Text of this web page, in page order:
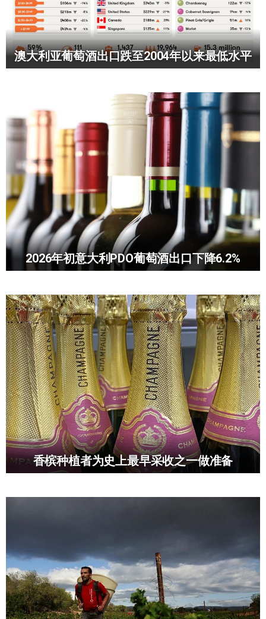
澳大利亚葡萄酒出口跌至2004年以来最低水平
2026年初意大利PDO葡萄酒出口下降6.2%
香槟种植者为史上最早采收之一做准备